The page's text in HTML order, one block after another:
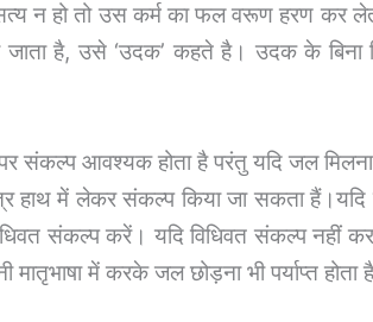
न हो तो उस कर्म का फल वरूण हरण कर लेता
है, उसे ‘उदक’ कहते है। उदक के बिना
संकल्प आवश्यक होता है परंतु यदि जल
हाथ में लेकर संकल्प किया जा सकता
संकल्प करें। यदि विधिवत संकल्प नहीं
मातृभाषा में करके जल छोड़ना भी पर्याप्त होता